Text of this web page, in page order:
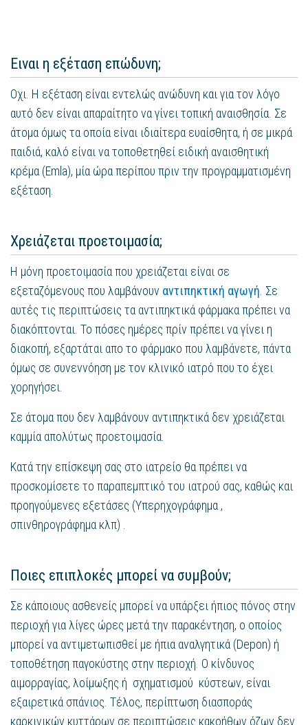
Ειναι η εξέταση επώδυνη;
Οχι. Η εξέταση είναι εντελώς ανώδυνη και για τον λόγο
αυτό δεν είναι απαραίτητο να γίνει τοπική αναισθησία. Σε
άτομα όμως τα οποία είναι ιδιαίτερα ευαίσθητα, ή σε μικρά
παιδιά, καλό είναι να τοποθετηθεί ειδική αναισθητική
κρέμα (Emla), μία ώρα περίπου πριν την προγραμματισμένη
εξέταση.
Χρειάζεται προετοιμασία;
Η μόνη προετοιμασία που χρειάζεται είναι σε
εξεταζόμενους που λαμβάνουν αντιπηκτική αγωγή. Σε
αυτές τις περιπτώσεις τα αντιπηκτικά φάρμακα πρέπει να
διακόπτονται. Το πόσες ημέρες πρίν πρέπει να γίνει η
διακοπή, εξαρτάται απο το φάρμακο που λαμβάνετε, πάντα
όμως σε συνεννόηση με τον κλινικό ιατρό που το έχει
χορηγήσει.
Σε άτομα που δεν λαμβάνουν αντιπηκτικά δεν χρειάζεται
καμμία απολύτως προετοιμασία.
Κατά την επίσκεψη σας στο ιατρείο θα πρέπει να
προσκομίσετε το παραπεμπτικό του ιατρού σας, καθώς και
προηγούμενες εξετάσες (Υπερηχογράφημα ,
σπινθηρογράφημα κλπ) .
Ποιες επιπλοκές μπορεί να συμβούν;
Σε κάποιους ασθενείς μπορεί να υπάρξει ήπιος πόνος στην
περιοχή για λίγες ώρες μετά την παρακέντηση, ο οποίος
μπορεί να αντιμετωπισθεί με ήπια αναλγητικά (Depon) ή
τοποθέτηση παγοκύστης στην περιοχή. Ο κίνδυνος
αιμορραγίας, λοίμωξης ή σχηματισμού κύστεων, είναι
εξαιρετικά σπάνιος. Τέλος, περίπτωση διασποράς
καρκινικών κυττάρων σε περιπτώσεις κακοήθων όζων δεν